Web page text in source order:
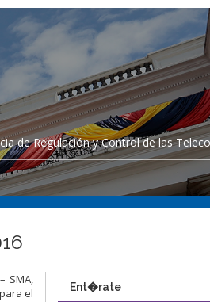
de Regulación y Control de las
SMA,
el
Ent�rate